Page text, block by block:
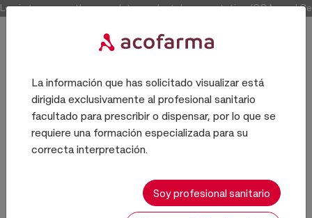
Log in to access the complete product documentation (COAs and
Producto químico
MATERIAL LABORATORIO Y
EQUIPOS
La información que has solicitado visualizar está
dirigida exclusivamente al profesional sanitario
facultado para prescribir o dispensar, por lo que se
requiere una formación especializada para su
correcta interpretación.
Soy profesional sanitario